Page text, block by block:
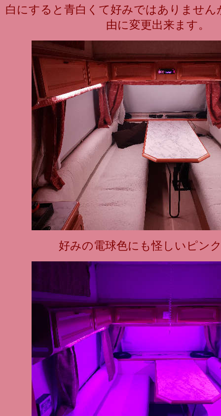
白にすると青白くて好みではありません
由に変更出来ます。
好みの電球色にも怪しいピン